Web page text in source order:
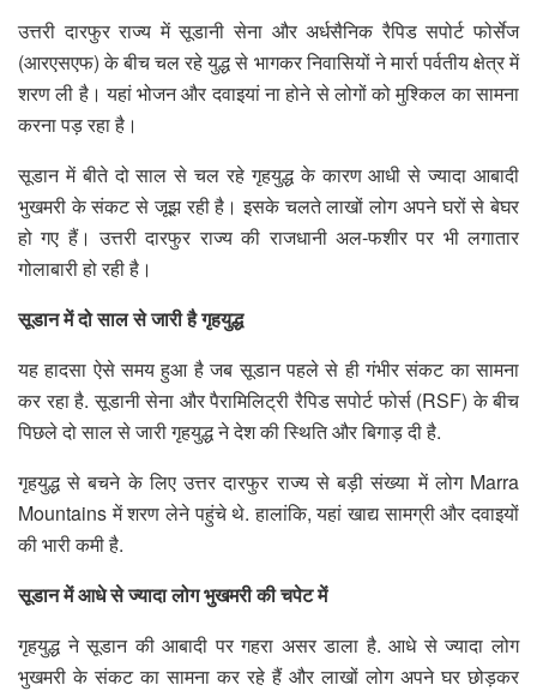
उत्तरी दारफुर राज्य में सूडानी सेना और अर्धसैनिक रैपिड सपोर्ट फोर्सेज
(आरएसएफ) के बीच चल रहे युद्ध से भागकर निवासियों ने मार्रा पर्वतीय क्षेत्र में
शरण ली है। यहां भोजन और दवाइयां ना होने से लोगों को मुश्किल का सामना
करना पड़ रहा है।
सूडान में बीते दो साल से चल रहे गृहयुद्ध के कारण आधी से ज्यादा आबादी
भुखमरी के संकट से जूझ रही है। इसके चलते लाखों लोग अपने घरों से बेघर
हो गए हैं। उत्तरी दारफुर राज्य की राजधानी अल-फशीर पर भी लगातार
गोलाबारी हो रही है।
सूडान में दो साल से जारी है गृहयुद्ध
यह हादसा ऐसे समय हुआ है जब सूडान पहले से ही गंभीर संकट का सामना
कर रहा है. सूडानी सेना और पैरामिलिट्री रैपिड सपोर्ट फोर्स (RSF) के बीच
पिछले दो साल से जारी गृहयुद्ध ने देश की स्थिति और बिगाड़ दी है.
गृहयुद्ध से बचने के लिए उत्तर दारफुर राज्य से बड़ी संख्या में लोग Marra
Mountains में शरण लेने पहुंचे थे. हालांकि, यहां खाद्य सामग्री और दवाइयों
की भारी कमी है.
सूडान में आधे से ज्यादा लोग भुखमरी की चपेट में
गृहयुद्ध ने सूडान की आबादी पर गहरा असर डाला है. आधे से ज्यादा लोग
भुखमरी के संकट का सामना कर रहे हैं और लाखों लोग अपने घर छोड़कर